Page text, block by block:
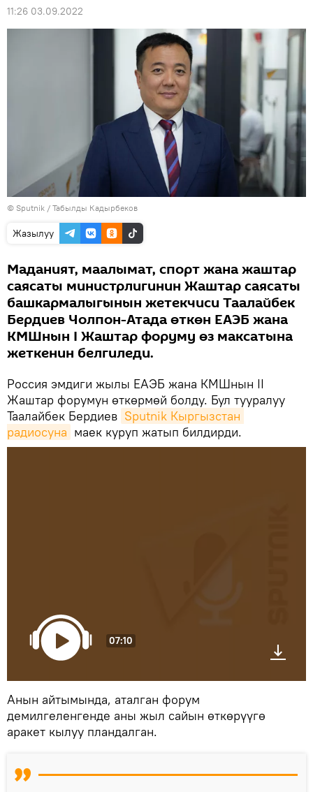
11:26 03.09.2022
© Sputnik / Табылды Кадырбеков
Жазылуу
Маданият, маалымат, спорт жана жаштар
саясаты министрлигинин Жаштар саясаты
башкармалыгынын жетекчиси Таалайбек
Бердиев Чолпон-Атада өткөн ЕАЭБ жана
КМШнын I Жаштар форуму өз максатына
жеткенин белгиледи.
Россия эмдиги жылы ЕАЭБ жана КМШнын II
Жаштар форумун өткөрмөй болду. Бул тууралуу
Таалайбек Бердиев Sputnik Кыргызстан
радиосуна маек куруп жатып билдирди.
07:10
Анын айтымында, аталган форум
демилгеленгенде аны жыл сайын өткөрүүгө
аракет кылуу пландалган.